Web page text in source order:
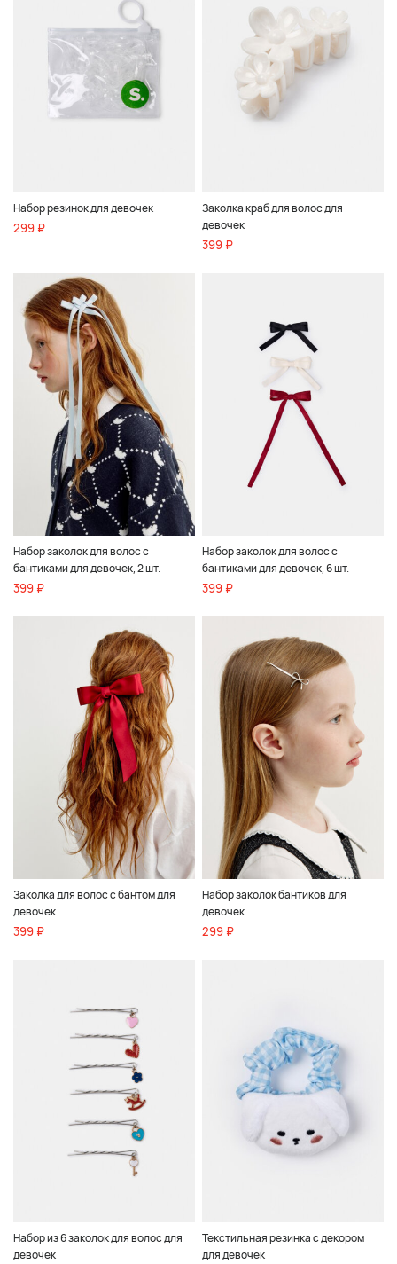
Набор резинок для девочек
299 ₽
Заколка краб для волос для
девочек
399 ₽
Набор заколок для волос с
бантиками для девочек, 2 шт.
399 ₽
Набор заколок для волос с
бантиками для девочек, 6 шт.
399 ₽
Заколка для волос с бантом для
девочек
399 ₽
Набор заколок бантиков для
девочек
299 ₽
Набор из 6 заколок для волос для
девочек
Текстильная резинка с декором
для девочек